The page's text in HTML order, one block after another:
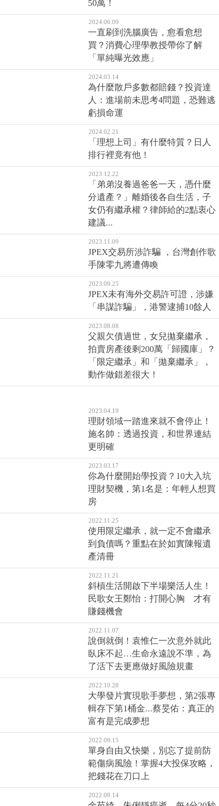
50萬！
2024.06.09
一直刷到洗腦廣告，愈看愈想
買？消費心理學教授帶你了解
「單純曝光效應」
2024.03.14
為什麼散戶多數都賠錢？投資達
人：進場前未思考4問題，恐難逃
虧損命運
2024.02.21
「理想上司」有什麼特質？日人
排行裡竟有他！
2023.12.22
「弟弟沒養過爸爸一天，憑什麼
分遺產？」離婚後各自生活，子
女仍有繼承權？律師給的2點衷心
建議...
2023.11.09
JPEX交易所涉詐騙 ，台灣創作歌
手陳零九將遭傳喚
2023.09.25
JPEX未有海外交易許可證，涉嫌
「串謀詐騙」，港警逮捕10餘人
2023.08.08
父親欠債過世，女兒拋棄繼承，
拍賣房產後剩200萬「歸國庫」？
「限定繼承」和「拋棄繼承」，
動作做錯差很大！
2023.04.19
理財領域一踏進來就不會停止！
施名帥：透過投資，和世界連結
更明確
2023.03.17
你為什麼開始學投資？10大入坑
理財契機，第1名是：年輕人想買
房
2022.11.25
使用限定繼承，就一定不會繼承
到負債嗎？重點在於如實陳報遺
產清冊
2022.11.21
斜槓生活開啟下半場樂活人生！
民歌女王鄭怡：打開心胸 才有
賺錢機會
2022.11.07
說倒就倒！袁惟仁一次意外就此
臥床不起…生命永遠說不準，為
了活下去更應做好風險規畫
2022.10.28
大學發片實現歌手夢想，第2張專
輯存下第1桶金...蔡旻佑：真正的
富有是完成夢想
2022.09.15
單身自由又快樂，別忘了提前防
範傷病風險！掌握4大投保攻略，
把錢花在刀口上
2022.09.14